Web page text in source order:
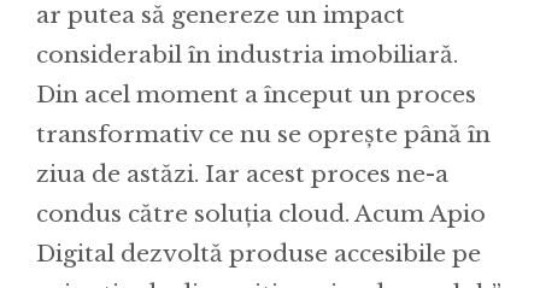
ar putea să genereze un impact
considerabil în industria imobiliară.
Din acel moment a început un proces
transformativ ce nu se oprește până în
ziua de astăzi. Iar acest proces ne-a
condus către soluția cloud. Acum Apio
Digital dezvoltă produse accesibile pe